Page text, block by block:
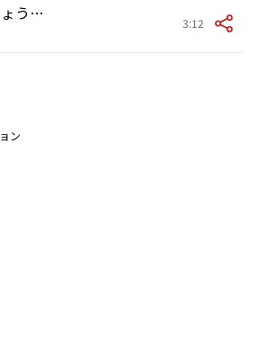
大漁唄(たいりょううた)い込(こ)み 3:12
ン